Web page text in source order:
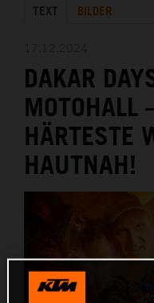
MEDIA
TEXT BILDER
DAKAR
MOTOHALL
HÄRTESTE
HAUTNAH!